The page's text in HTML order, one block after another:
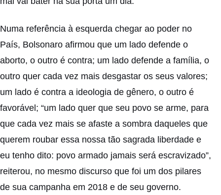
Numa referência à esquerda chegar ao poder no
País, Bolsonaro afirmou que um lado defende o
aborto, o outro é contra; um lado defende a família, o
outro quer cada vez mais desgastar os seus valores;
um lado é contra a ideologia de gênero, o outro é
favorável; “um lado quer que seu povo se arme, para
que cada vez mais se afaste a sombra daqueles que
querem roubar essa nossa tão sagrada liberdade e
eu tenho dito: povo armado jamais será escravizado”,
reiterou, no mesmo discurso que foi um dos pilares
de sua campanha em 2018 e de seu governo.